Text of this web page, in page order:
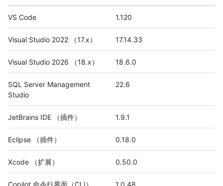
VS Code 1.120
Visual Studio 2022 （17.x） 17.14.33
Visual Studio 2026 （18.x） 18.6.0
SQL Server Management
Studio
22.6
JetBrains IDE （插件） 1.9.1
Eclipse （插件） 0.18.0
Xcode （扩展） 0.50.0